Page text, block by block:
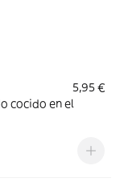
5,95 €
cocido en el